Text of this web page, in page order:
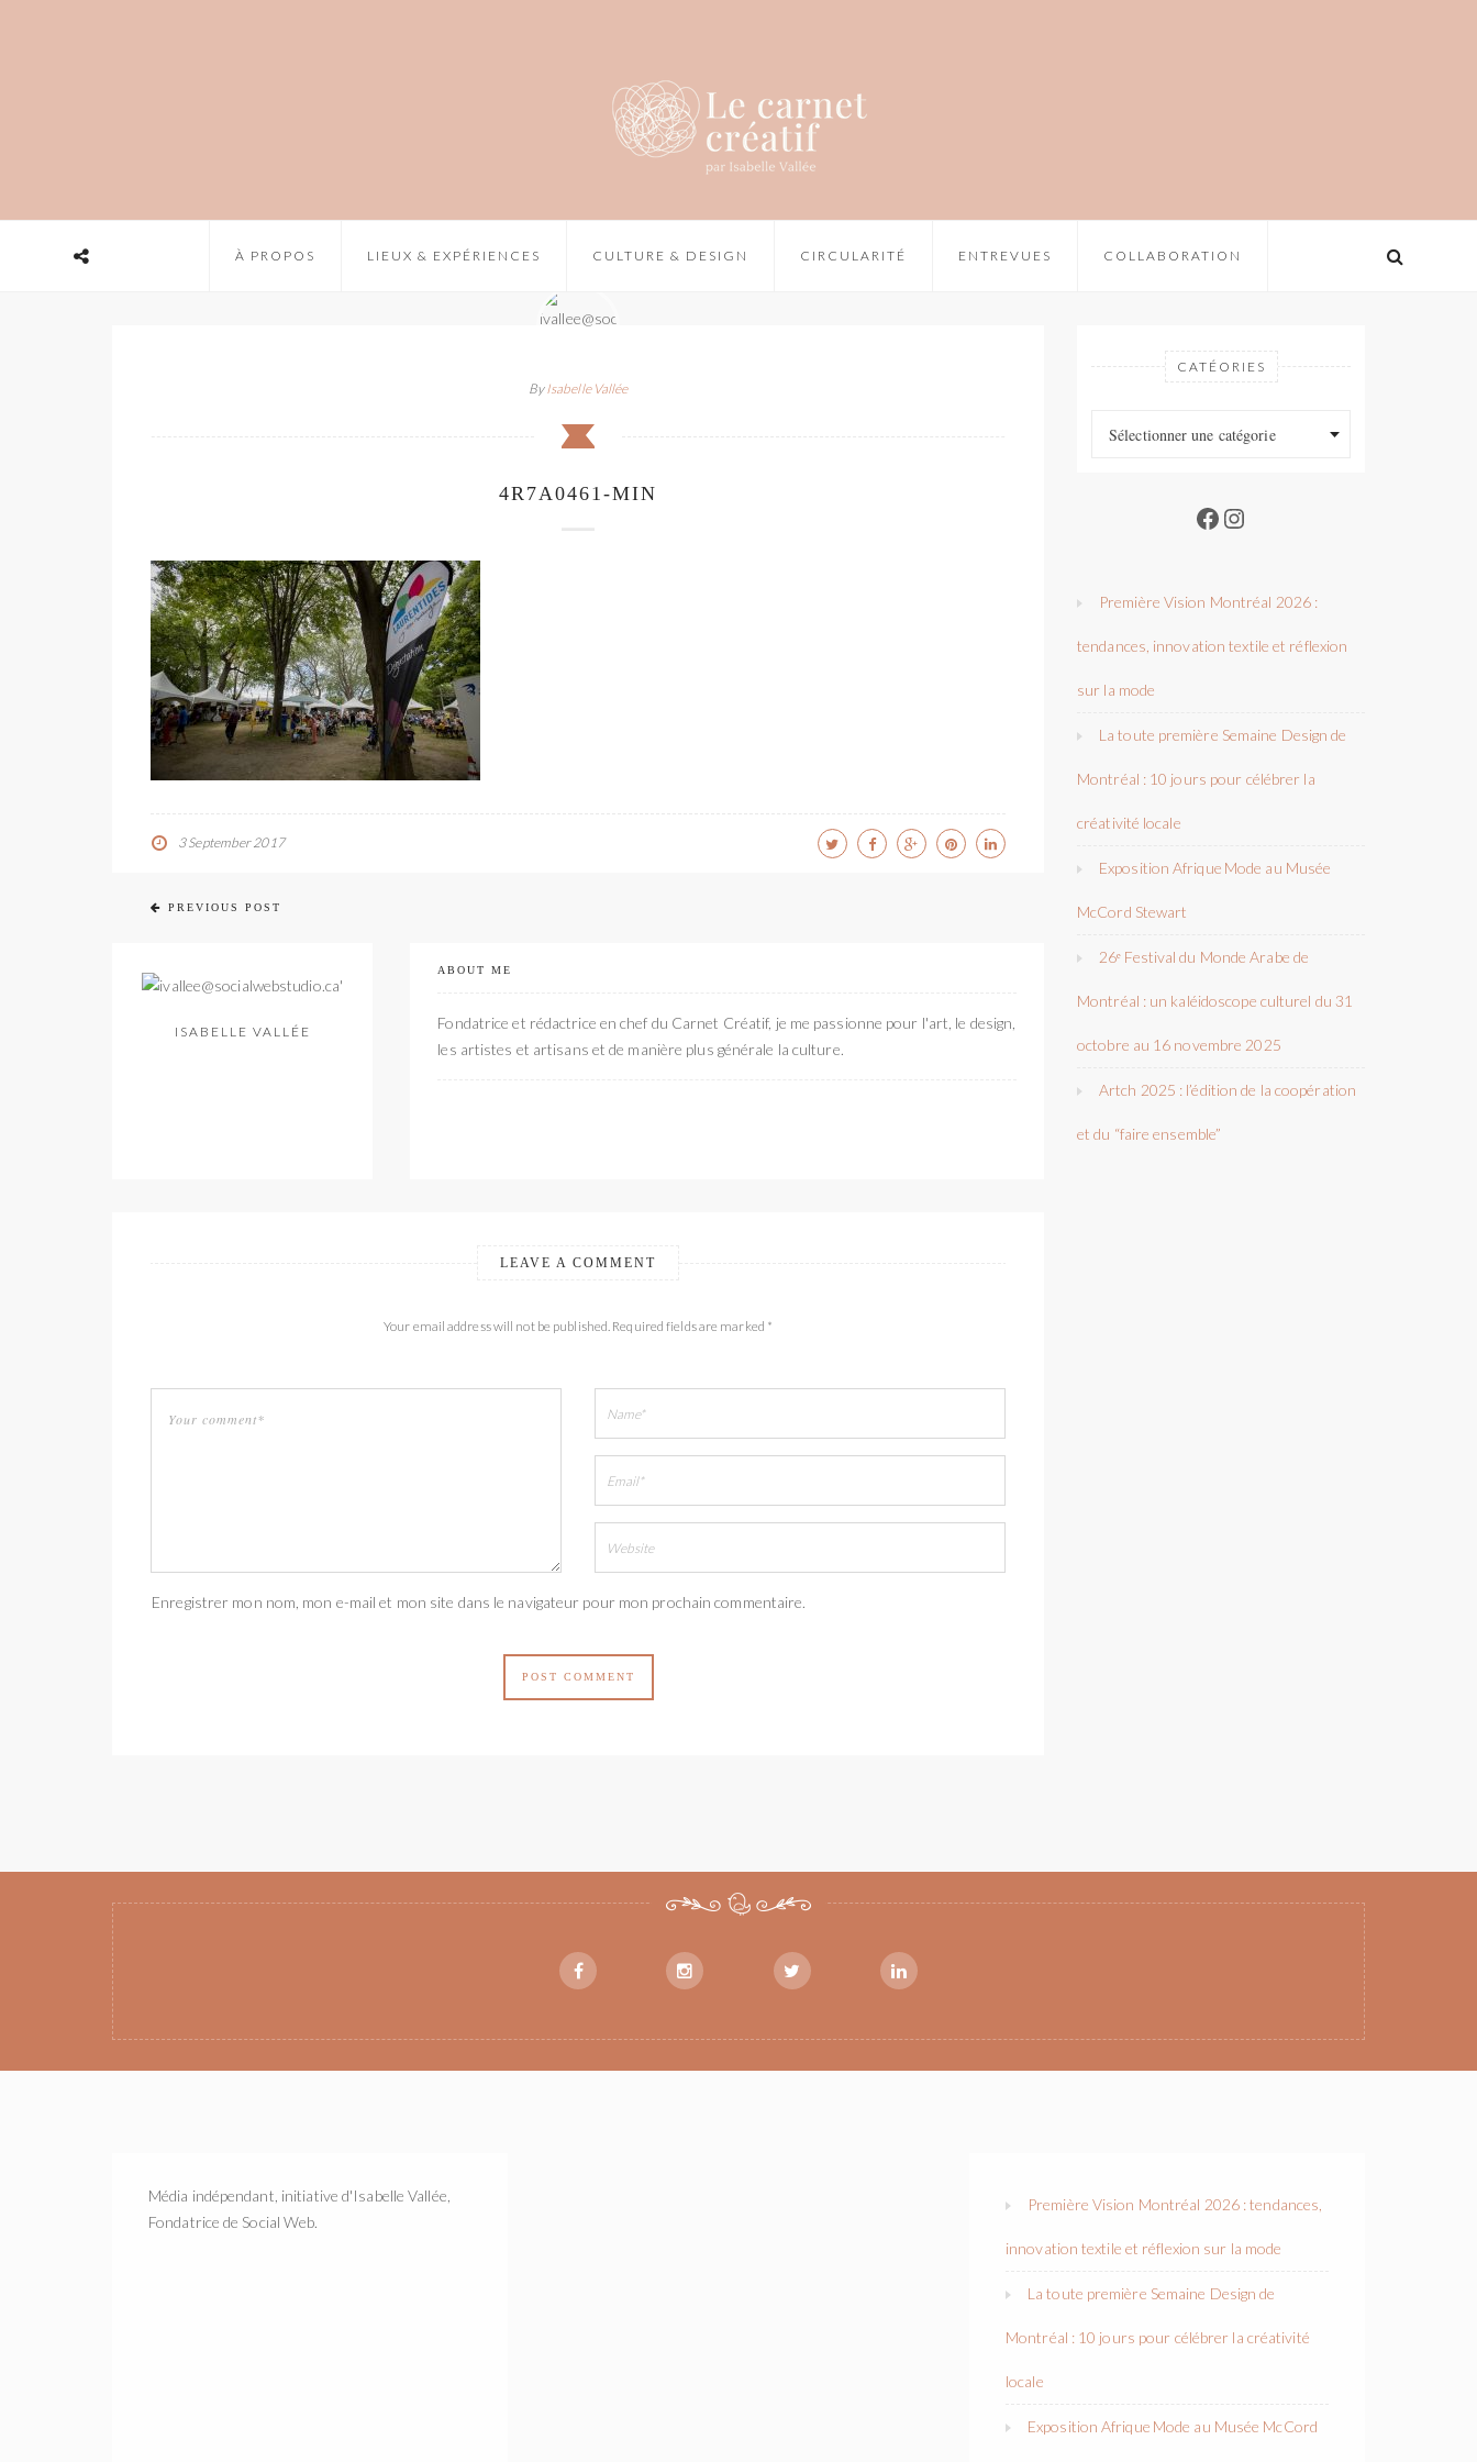
À PROPOS LIEUX & EXPÉRIENCES CULTURE & DESIGN CIRCULARITÉ ENTREVUES COLLABORATION
ByIsabelle Vallée
4R7A0461-MIN
3 September 2017
PREVIOUS POST
ISABELLE VALLÉE
ABOUT ME
Fondatrice et rédactrice en chef du Carnet Créatif, je me passionne pour l'art, le design,
les artistes et artisans et de manière plus générale la culture.
LEAVE A COMMENT
Your email address will not be published. Required fields are marked *
Enregistrer mon nom, mon e-mail et mon site dans le navigateur pour mon prochain commentaire.
CATÉORIES
Sélectionner une catégorie
Facebook
Instagram
Première Vision Montréal 2026 :
tendances, innovation textile et réflexion
sur la mode
La toute première Semaine Design de
Montréal : 10 jours pour célébrer la
créativité locale
Exposition Afrique Mode au Musée
McCord Stewart
26ᵉ Festival du Monde Arabe de
Montréal : un kaléidoscope culturel du 31
octobre au 16 novembre 2025
Artch 2025 : l’édition de la coopération
et du “faire ensemble”
Média indépendant, initiative d'Isabelle Vallée,
Fondatrice de Social Web.
Première Vision Montréal 2026 : tendances,
innovation textile et réflexion sur la mode
La toute première Semaine Design de
Montréal : 10 jours pour célébrer la créativité
locale
Exposition Afrique Mode au Musée McCord